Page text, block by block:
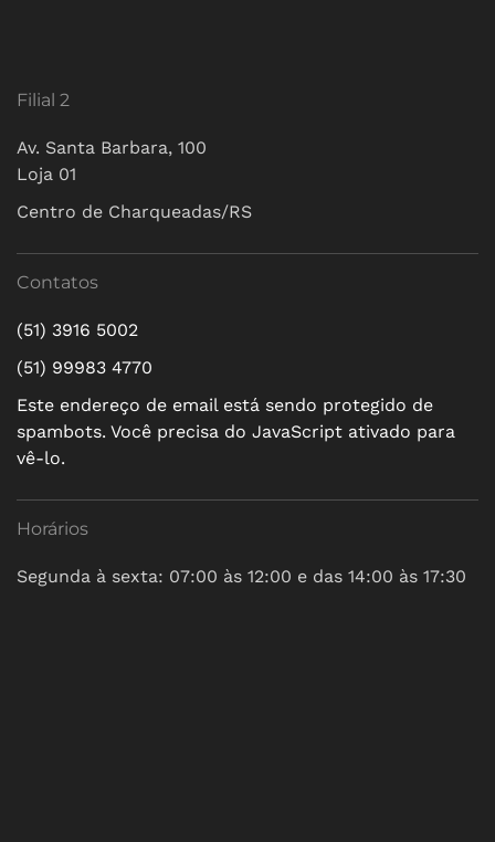
Filial 2
Av. Santa Barbara, 100
Loja 01
Centro de Charqueadas/RS
Contatos
(51) 3916 5002
(51) 99983 4770
Este endereço de email está sendo protegido de
spambots. Você precisa do JavaScript ativado para
vê-lo.
Horários
Segunda à sexta: 07:00 às 12:00 e das 14:00 às 17:30